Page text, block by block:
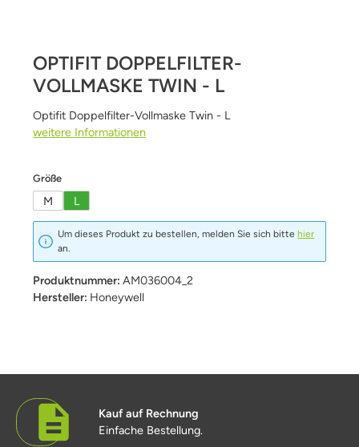
OPTIFIT DOPPELFILTER-
VOLLMASKE TWIN - L
Optifit Doppelfilter-Vollmaske Twin - L
weitere Informationen
Größeauswählen
M L
Um dieses Produkt zu bestellen, melden Sie sich bitte hier
an.
Produktnummer: AM036004_2
Hersteller: Honeywell
Kauf auf Rechnung
Einfache Bestellung.